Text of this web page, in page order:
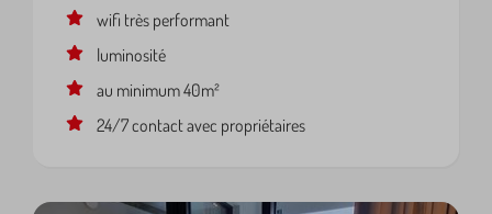
wifi très performant
luminosité
au minimum 40m²
24/7 contact avec propriétaires